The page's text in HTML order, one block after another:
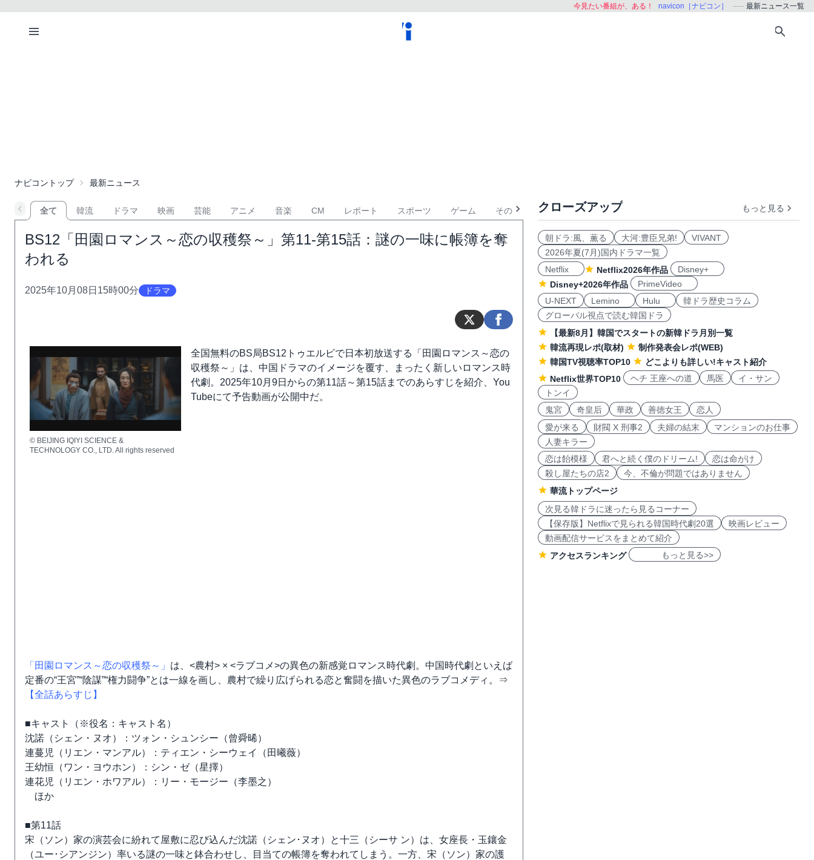
今見たい番組が、ある！ navicon［ナビコン］ 最新ニュース一覧
ナビコントップ 最新ニュース
全て 韓流 ドラマ 映画 芸能 アニメ 音楽 CM レポート スポーツ ゲーム その他
BS12「田園ロマンス～恋の収穫祭～」第11-第15話：謎の一味に帳簿を奪
われる
2025年10月08日15時00分 ドラマ
© BEIJING IQIYI SCIENCE &
TECHNOLOGY CO., LTD. All rights reserved
全国無料のBS局BS12トゥエルビで日本初放送する「田園ロマンス～恋の
収穫祭～」は、中国ドラマのイメージを覆す、まったく新しいロマンス時
代劇。2025年10月9日からの第11話～第15話までのあらすじを紹介、You
Tubeにて予告動画が公開中だ。
「田園ロマンス～恋の収穫祭～」 は、<農村> × <ラブコメ>の異色の新感覚ロマンス時代劇。中国時代劇といえば
定番の“王宮”“陰謀”“権力闘争”とは一線を画し、農村で繰り広げられる恋と奮闘を描いた異色のラブコメディ。⇒
【全話あらすじ】
■キャスト（※役名：キャスト名）
沈諾（シェン・ヌオ）：ツォン・シュンシー（曾舜晞）
連蔓児（リエン・マンアル）：ティエン・シーウェイ（田曦薇）
王幼恒（ワン・ヨウホン）：シン・ゼ（星擇）
連花児（リエン・ホワアル）：リー・モージー（李墨之）
ほか
■第11話
宋（ソン）家の演芸会に紛れて屋敷に忍び込んだ沈諾（シェン･ヌオ）と十三（シーサ ン）は、女座長・玉鑲金
（ユー･シアンジン）率いる謎の一味と鉢合わせし、目当ての帳簿を奪われてしまう。一方、宋（ソン）家の護
クローズアップ もっと見る
朝ドラ:風、薫る 大河:豊臣兄弟!
VIVANT
2026年夏(7月)国内ドラマ一覧
Netflix
Netflix2026年作品
Disney+
Disney+2026年作品
PrimeVideo
U-NEXT
Lemino Hulu
韓ドラ歴史コラム
グローバル視点で読む韓国ドラ
【最新8月】韓国でスタートの新韓ドラ月別一覧
韓流再現レポ(取材)
制作発表会レポ(WEB)
韓国TV視聴率TOP10
どこよりも詳しい!キャスト紹介
Netflix世界TOP10
ヘチ 王座への道 馬医
イ・サン
トンイ
鬼宮
奇皇后 華政 善徳女王
恋人
愛が来る
財閥 X 刑事2 夫婦の結末
マンションのお仕事
人妻キラー
恋は飴模様
君へと続く僕のドリーム!
恋は命がけ
殺し屋たちの店2
今、不倫が問題ではありません
華流トップページ
次見る韓ドラに迷ったら見るコーナー
【保存版】Netflixで見られる韓国時代劇20選
映画レビュー
動画配信サービスをまとめて紹介
アクセスランキング
もっと見る>>